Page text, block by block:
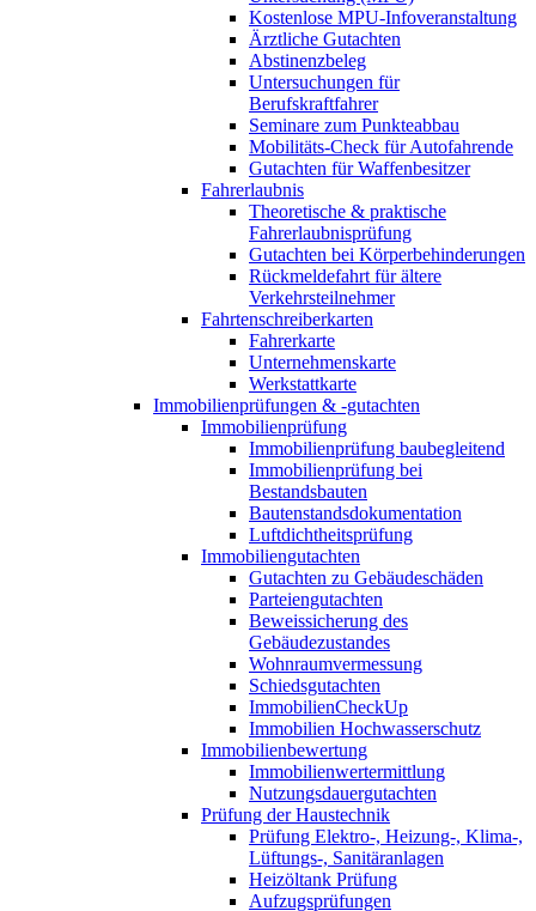
Kostenlose MPU-Infoveranstaltung
Ärztliche Gutachten
Abstinenzbeleg
Untersuchungen für
Berufskraftfahrer
Seminare zum Punkteabbau
Mobilitäts-Check für Autofahrende
Gutachten für Waffenbesitzer
Fahrerlaubnis
Theoretische & praktische
Fahrerlaubnisprüfung
Gutachten bei Körperbehinderungen
Rückmeldefahrt für ältere
Verkehrsteilnehmer
Fahrtenschreiberkarten
Fahrerkarte
Unternehmenskarte
Werkstattkarte
Immobilienprüfungen & -gutachten
Immobilienprüfung
Immobilienprüfung baubegleitend
Immobilienprüfung bei
Bestandsbauten
Bautenstandsdokumentation
Luftdichtheitsprüfung
Immobiliengutachten
Gutachten zu Gebäudeschäden
Parteiengutachten
Beweissicherung des
Gebäudezustandes
Wohnraumvermessung
Schiedsgutachten
ImmobilienCheckUp
Immobilien Hochwasserschutz
Immobilienbewertung
Immobilienwertermittlung
Nutzungsdauergutachten
Prüfung der Haustechnik
Prüfung Elektro-, Heizung-, Klima-,
Lüftungs-, Sanitäranlagen
Heizöltank Prüfung
Aufzugsprüfungen